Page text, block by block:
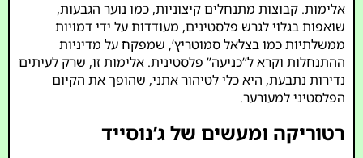
אלימות. קבוצות מתנחלים קיצוניות, כמו נוער הגבעות,
שואפות בגלוי לגרש פלסטינים, מעודדות על ידי דמויות
ממשלתיות כמו בצלאל סמוטריץ’, שמפקח על מדיניות
ההתנחלות וקרא ל”כניעה” פלסטינית. אלימות זו, שרק לעיתים
נדירות נתבעת, היא כלי לטיהור אתני, שהופך את הקיום
הפלסטיני למעורער.
רטוריקה ומעשים של ג’נוסייד